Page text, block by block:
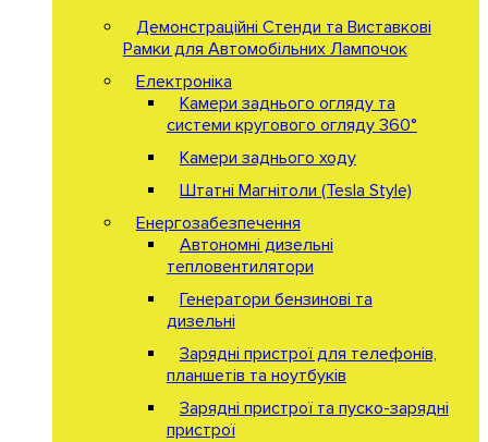
Демонстраційні Стенди та Виставкові
Рамки для Автомобільних Лампочок
Електроніка
Камери заднього огляду та
системи кругового огляду 360°
Камери заднього ходу
Штатні Магнітоли (Tesla Style)
Енергозабезпечення
Автономні дизельні
тепловентилятори
Генератори бензинові та
дизельні
Зарядні пристрої для телефонів,
планшетів та ноутбуків
Зарядні пристрої та пуско-зарядні
пристрої